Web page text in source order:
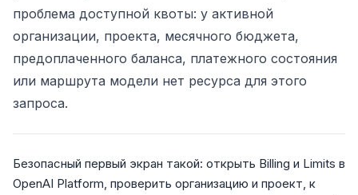
проблема доступной квоты: у активной
организации, проекта, месячного бюджета,
предоплаченного баланса, платежного состояния
или маршрута модели нет ресурса для этого
запроса.
Безопасный первый экран такой: открыть Billing и Limits в
OpenAI Platform, проверить организацию и проект, к